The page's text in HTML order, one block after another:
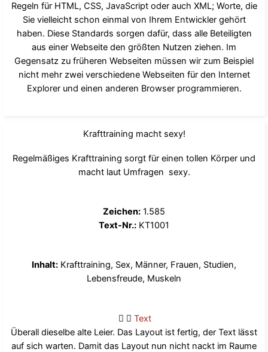
Regeln für HTML, CSS, JavaScript oder auch XML; Worte, die
Sie vielleicht schon einmal von Ihrem Entwickler gehört
haben. Diese Standards sorgen dafür, dass alle Beteiligten
aus einer Webseite den größten Nutzen ziehen. Im
Gegensatz zu früheren Webseiten müssen wir zum Beispiel
nicht mehr zwei verschiedene Webseiten für den Internet
Explorer und einen anderen Browser programmieren.
Krafttraining macht sexy!
Regelmäßiges Krafttraining sorgt für einen tollen Körper und
macht laut Umfragen sexy.
Zeichen: 1.585
Text-Nr.: KT1001
Inhalt: Krafttraining, Sex, Männer, Frauen, Studien,
Lebensfreude, Muskeln
Text
Überall dieselbe alte Leier. Das Layout ist fertig, der Text lässt
auf sich warten. Damit das Layout nun nicht nackt im Raume